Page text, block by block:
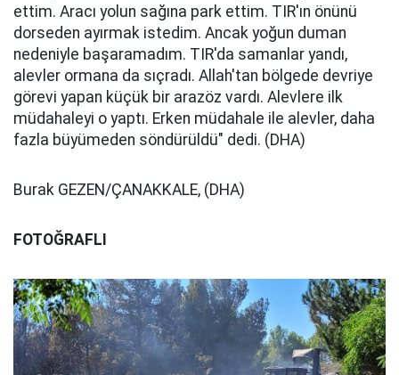
ettim. Aracı yolun sağına park ettim. TIR'ın önünü
dorseden ayırmak istedim. Ancak yoğun duman
nedeniyle başaramadım. TIR'da samanlar yandı,
alevler ormana da sıçradı. Allah'tan bölgede devriye
görevi yapan küçük bir arazöz vardı. Alevlere ilk
müdahaleyi o yaptı. Erken müdahale ile alevler, daha
fazla büyümeden söndürüldü" dedi. (DHA)
Burak GEZEN/ÇANAKKALE, (DHA)
FOTOĞRAFLI